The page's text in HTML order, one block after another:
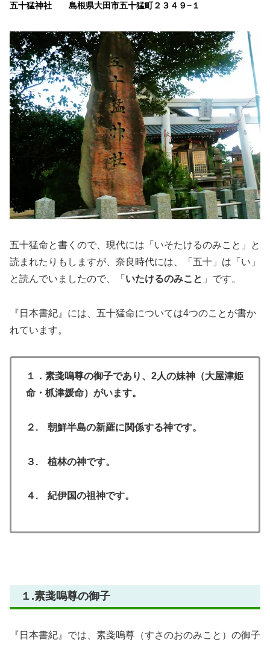
五十猛神社 島根県大田市五十猛町２３４９−１
五十猛命と書くので、現代には「いそたけるのみこと」と
読まれたりもしますが、奈良時代には、「五十」は「い」
と読んでいましたので、「 いたけるのみこと 」です。
『日本書紀』には、五十猛命については4つのことが書か
れています。
１．素戔嗚尊の御子であり、2人の妹神（大屋津姫
命・枛津媛命）がいます。
２. 朝鮮半島の新羅に関係する神です。
３. 植林の神です。
４. 紀伊国の祖神です。
１.素戔嗚尊の御子
『日本書紀』では、素戔嗚尊（すさのおのみこと）の御子